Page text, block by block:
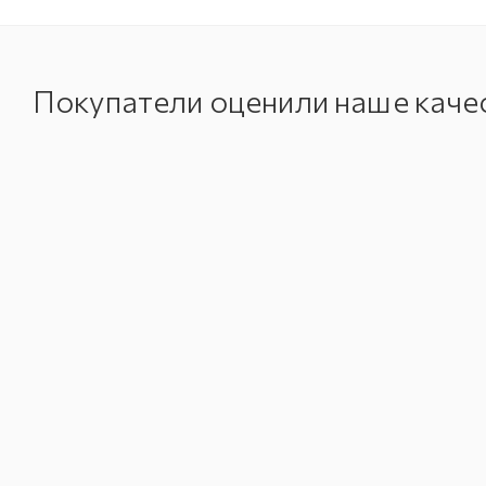
Покупатели оценили наше